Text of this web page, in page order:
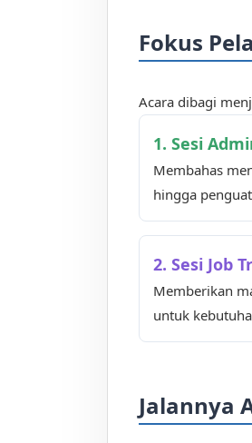
Fokus
Acara dibagi
1. Sesi
Membahas
hingga
2. Sesi Job
Memberikan
untuk
Jalannya